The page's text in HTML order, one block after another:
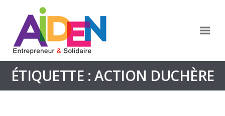
ÉTIQUETTE : ACTION DUCHÈRE